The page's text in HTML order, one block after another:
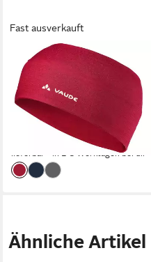
Fast ausverkauft
VAUDE
Stirnband Cassons Merino
Headband (Ein Stück)
Stirnband aus Merinowolle
30,00 €
lieferbar - in 2-3 Werktagen bei dir
Ähnliche Artikel